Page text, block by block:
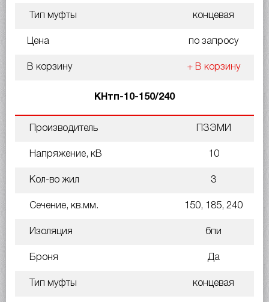
Тип муфты концевая
Цена по запросу
В корзину + В корзину
КНтп-10-150/240
Производитель ПЗЭМИ
Напряжение, кВ 10
Кол-во жил 3
Сечение, кв.мм. 150, 185, 240
Изоляция бпи
Броня Да
Тип муфты концевая